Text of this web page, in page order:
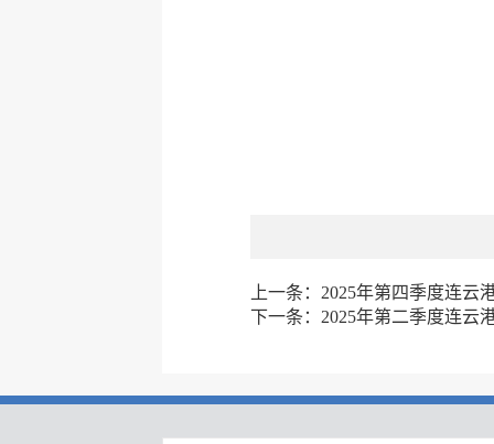
上一条： 2025年第四季度连云
下一条： 2025年第二季度连云